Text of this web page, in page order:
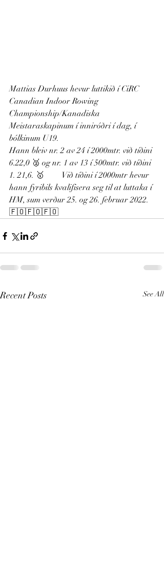
Mattias Durhuus hevur luttikið í CiRC
Canadian Indoor Rowing
Championship/Kanadiska
Meistaraskapinum í inniróðri í dag, í
bólkinum U19.
Hann bleiv nr. 2 av 24 í 2000mtr. við tíðini
6.22,0 🥈 og nr. 1 av 13 í 500mtr. við tíðini
1. 21,6. 🥇         Við tíðini í 2000mtr hevur
hann fyribils kvalifisera seg til at luttaka í
HM, sum verður 25. og 26. februar 2022.
🇫🇴🇫🇴🇫🇴
Recent Posts See All